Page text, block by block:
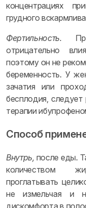
концентрациях
грудного
Фертильность.
отрицательно
поэтому он не
беременность. У
зачатия или
бесплодия,
терапии
Способ
Внутрь, после еды.
количеством
проглатывать
не измельчая и
дискомфорта в